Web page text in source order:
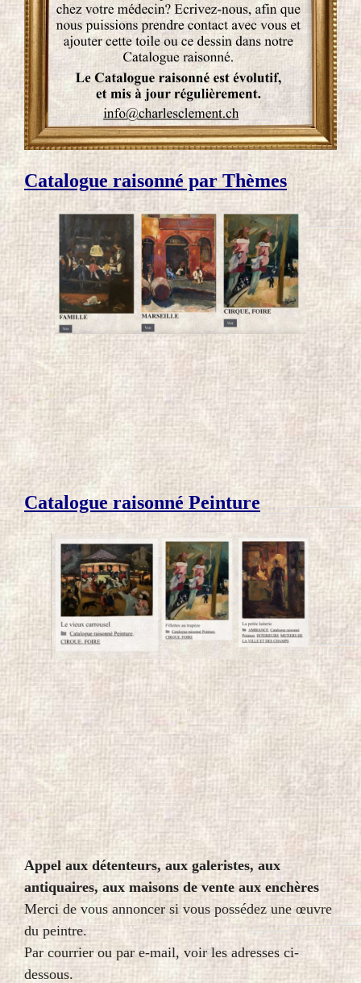
Catalogue raisonné par Thèmes
Catalogue raisonné Peinture
Appel aux détenteurs, aux galeristes, aux
antiquaires, aux maisons de vente aux enchères
Merci de vous annoncer si vous possédez une œuvre
du peintre.
Par courrier ou par e-mail, voir les adresses ci-
dessous.